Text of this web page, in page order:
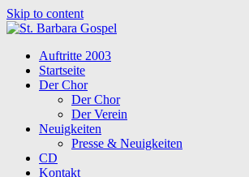
Skip to content
Auftritte 2003
Startseite
Der Chor
Der Chor
Der Verein
Neuigkeiten
Presse & Neuigkeiten
CD
Kontakt